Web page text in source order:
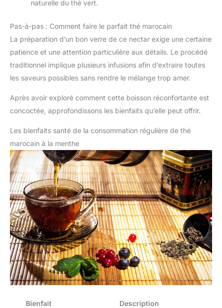
naturelle du thé vert.
Pas-à-pas : Comment faire le parfait thé marocain
La préparation d’un bon verre de ce nectar exige une certaine
patience et une attention particulière aux détails. Le procédé
traditionnel implique plusieurs infusions afin d’extraire toutes
les saveurs possibles sans rendre le mélange trop amer.
Après avoir exploré comment cette boisson réconfortante est
concoctée, approfondissons les bienfaits qu’elle peut offrir.
Les bienfaits santé de la consommation régulière de thé
marocain à la menthe
Bienfait Description